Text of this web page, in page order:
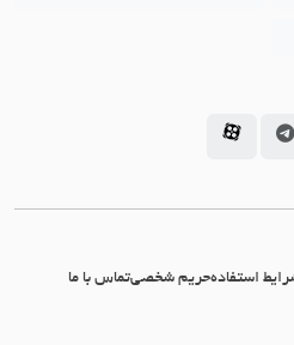
توئیتر
جاما در لینکداین
سامانه جاما در تلگرام
سامانه جاما در آپارات
استفادهحریم شخصیتماس با ما